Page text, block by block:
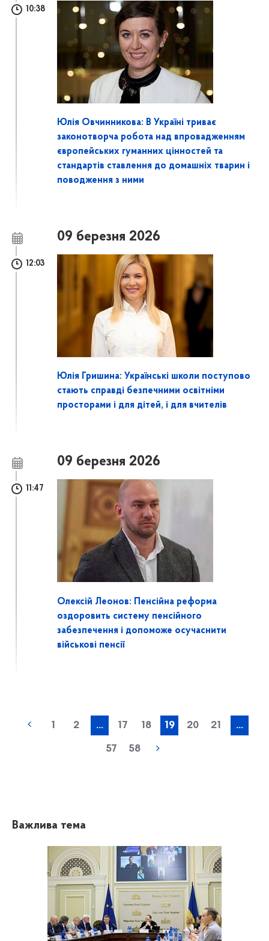
10:38
Юлія Овчинникова: В Україні триває
законотворча робота над впровадженням
європейських гуманних цінностей та
стандартів ставлення до домашніх тварин і
поводження з ними
09 березня 2026
12:03
Юлія Гришина: Українські школи поступово
стають справді безпечними освітніми
просторами і для дітей, і для вчителів
09 березня 2026
11:47
Олексій Леонов: Пенсійна реформа
оздоровить систему пенсійного
забезпечення і допоможе осучаснити
військові пенсії
1 2 ... 17 18 19 20 21 ...
57 58
Важлива тема